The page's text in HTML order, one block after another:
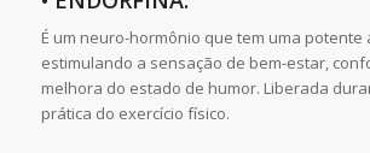
É um neuro-hormônio que tem uma potente
estimulando a sensação de bem-estar,
melhora do estado de humor. Liberada
prática do exercício físico.